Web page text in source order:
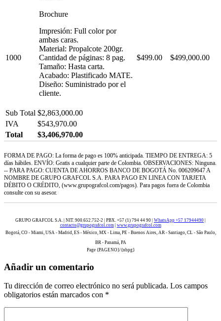
1000
Brochure
Impresión: Full color por
ambas caras.
Material: Propalcote 200gr.
Cantidad de páginas: 8 pag.
Tamaño: Hasta carta.
Acabado: Plastificado MATE.
Diseño: Suministrado por el
cliente.
$499.00 $499,000.00
Sub Total $2,863,000.00
IVA
$543,970.00
Total
$3,406,970.00
FORMA DE PAGO: La forma de pago es 100% anticipada. TIEMPO DE ENTREGA: 5
días hábiles. ENVÍO: Gratis a cualquier parte de Colombia. OBSERVACIONES: Ninguna.
-- PARA PAGO: CUENTA DE AHORROS BANCO DE BOGOTÁ No. 006209647 A
NOMBRE DE GRUPO GRAFCOL S.A. PARA PAGO EN LINEA CON TARJETA
DÉBITO O CRÉDITO, (www.grupografcol.com/pagos). Para pagos fuera de Colombia
consulte con su asesor.
GRUPO GRAFCOL S.A. | NIT. 900.652.752-2 | PBX. +57 (1) 794 44 90 | WhatsApp +57 17944490
contacto@grupografcol.com| www.grupografcol.com
Bogotá, CO - Miami, USA - Madrid, ES - México, MX - Lima, PE - Buenos Aires, AR - Santiago, CL - São Paulo,
BR - Panamá, PA
Page {PAGENO}/{nbpg}
Añadir un comentario
Tu dirección de correo electrónico no será publicada. Los campos
obligatorios están marcados con *